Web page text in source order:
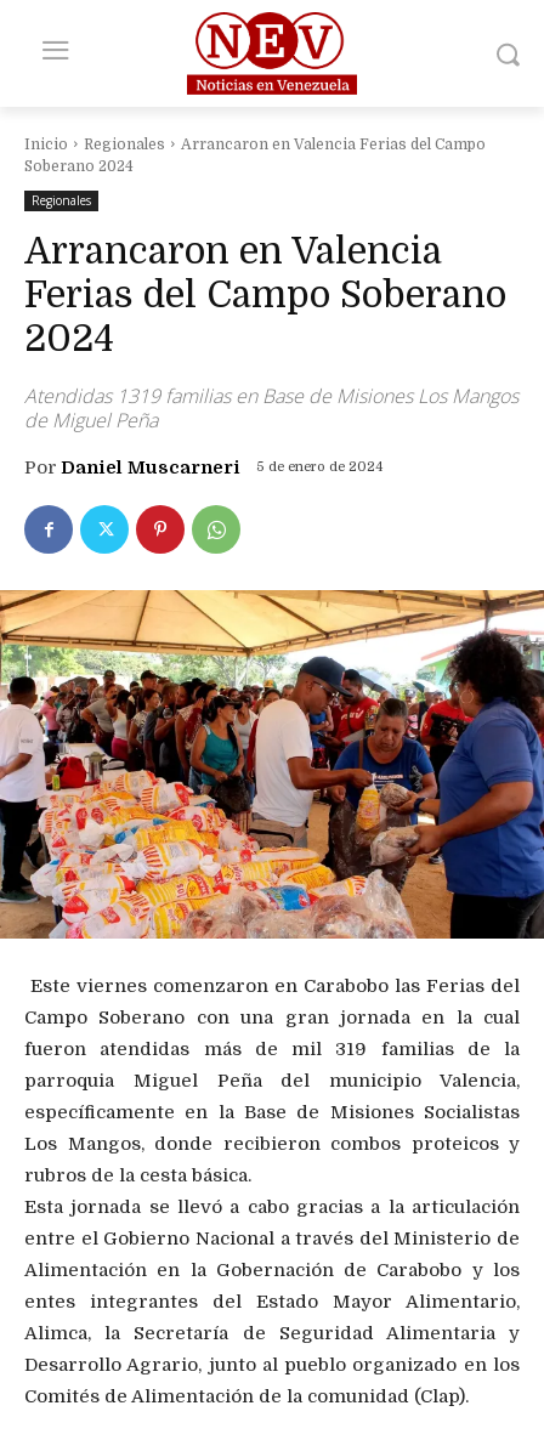
Inicio Regionales
Arrancaron en Valencia Ferias del Campo
Soberano 2024
Regionales
Arrancaron en Valencia
Ferias del Campo Soberano
2024
Atendidas 1319 familias en Base de Misiones Los Mangos
de Miguel Peña
Por Daniel Muscarneri 5 de enero de 2024
Este viernes comenzaron en Carabobo las Ferias del
Campo Soberano con una gran jornada en la cual
fueron atendidas más de mil 319 familias de la
parroquia Miguel Peña del municipio Valencia,
específicamente en la Base de Misiones Socialistas
Los Mangos, donde recibieron combos proteicos y
rubros de la cesta básica.
Esta jornada se llevó a cabo gracias a la articulación
entre el Gobierno Nacional a través del Ministerio de
Alimentación en la Gobernación de Carabobo y los
entes integrantes del Estado Mayor Alimentario,
Alimca, la Secretaría de Seguridad Alimentaria y
Desarrollo Agrario, junto al pueblo organizado en los
Comités de Alimentación de la comunidad (Clap).